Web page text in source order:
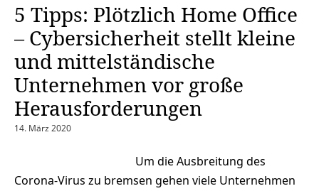
5 Tipps: Plötzlich Home Office
– Cybersicherheit stellt kleine
und mittelständische
Unternehmen vor große
Herausforderungen
14. März 2020
Um die Ausbreitung des
Corona-Virus zu bremsen gehen viele Unternehmen